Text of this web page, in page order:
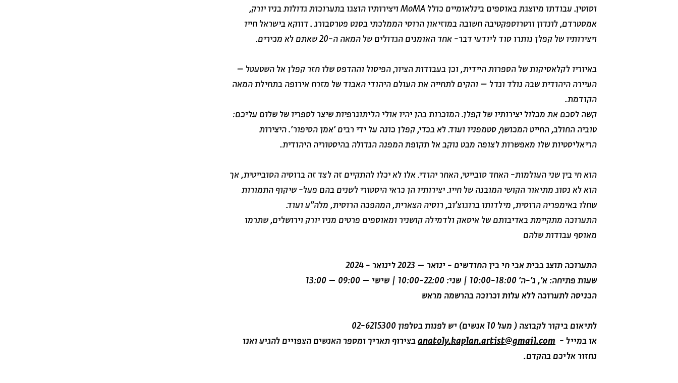
וסוטין. עבודתו מיוצגת באוספים בינלאומיים כולל MoMA ויצירותיו הוצגו בתערוכות גדולות בניו יורק,
אמסטרדם, לונדון ורטרוספקטיבה חשובה במוזיאון הרוסי הממלכתי בסנט פטרסבורג . דווקא בישראל חייו
ויצירותיו של קפלן נותרו סוד ליודעי דבר- אחד האומנים הגדולים של המאה ה-20 שאתם לא מכירים.
באיוריו לקלאסיקות של הספרות היידית, וכן בעבודות הציור, הפיסול וההדפס שלו חזר קפלן אל השטעטל –
העיירה היהודית שבה נולד וגדל – והקים לתחייה את העולם היהודי האבוד של מזרח אירופה בתחילת המאה
הקודמת.
קשה לסכם את מכלול יצירותיו של קפלן. המוכרות בהן יהיו אולי הליתוגרפיות שיצר לספריו של שלום עליכם:
טוביה החולב, החייט המכושף, סטמפניו ועוד. לא בכדי, קפלן כונה על ידי רבים 'אמן הסיפור'. היצירות
הריאליסטיות שלו מאפשרות לצופה מבט נוקב אל תקופת המפנה הגדולה בהיסטוריה היהודית.
הוא חי בין שני העולמות- האחד סובייטי, האחר יהודי. אלו לא יכלו להתקיים זה לצד זה ברוסיה הסובייטית, אך
הוא לא נסוג מתיאור הקושי המובנה של חייו. יצירותיו הן כראי היסטורי לשנים בהם פעל- שיקוף התמורות
שחלו באימפריה הרוסית, מילדותו ברוגוצ'וב, רוסיה הצארית, המהפכה הרוסית, מלה"ע ועוד.
התערוכה מתקיימת באדיבותם של איסאק ולדמילה קושניר ומאוספים פרטים מניו יורק וירושלים, שתרמו
מאוסף עבודות שלהם
התערוכה תוצג בבית אבי חי בין החודשים - ינואר – 2023 לינואר - 2024
שעות פתיחה: א', ג'-ה' 10:00-18:00 | שני: 10:00-22:00 | שישי – 09:00 – 13:00
הכניסה לתערוכה ללא עלות וכרוכה בהרשמה מראש
לתיאום ביקור לקבוצה ( מעל 10 אנשים) יש לפנות בטלפון 02-6215300
או במייל - anatoly.kaplan.artist@gmail.com בצירוף תאריך ומספר האנשים הצפויים להגיע ואנו
נחזור אליכם בהקדם.